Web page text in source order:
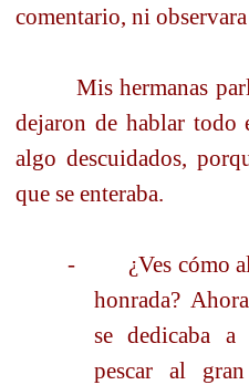
comentario, ni
Mis hermanas
dejaron de hablar todo
algo descuidados,
que se enteraba.
-
¿Ves cómo
honrada?
se dedicaba
pescar al